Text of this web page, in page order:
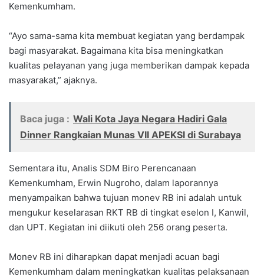
Kemenkumham.
“Ayo sama-sama kita membuat kegiatan yang berdampak
bagi masyarakat. Bagaimana kita bisa meningkatkan
kualitas pelayanan yang juga memberikan dampak kepada
masyarakat,” ajaknya.
Baca juga : Wali Kota Jaya Negara Hadiri Gala
Dinner Rangkaian Munas VII APEKSI di Surabaya
Sementara itu, Analis SDM Biro Perencanaan
Kemenkumham, Erwin Nugroho, dalam laporannya
menyampaikan bahwa tujuan monev RB ini adalah untuk
mengukur keselarasan RKT RB di tingkat eselon I, Kanwil,
dan UPT. Kegiatan ini diikuti oleh 256 orang peserta.
Monev RB ini diharapkan dapat menjadi acuan bagi
Kemenkumham dalam meningkatkan kualitas pelaksanaan